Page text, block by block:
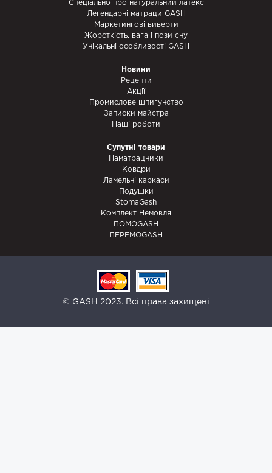
Спеціально про натуральний латекс
Легендарні матраци GASH
Маркетингові виверти
Жорсткість, вага і пози сну
Унікальні особливості GASH
Новини
Рецепти
Акції
Промислове шпигунство
Записки майстра
Наші роботи
Супутні товари
Наматрацники
Ковдри
Ламельні каркаси
Подушки
StomaGash
Комплект Немовля
ПОМОGASH
ПЕРЕМОGASH
© GASH 2023. Всі права захищені